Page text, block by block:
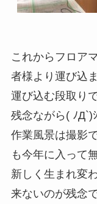
これからフロア
者様より運び込
運び込む段取りで
残念ながら( ﾉД`)
作業風景は撮影
も今年に入って
新しく生まれ変
来ないのが残念